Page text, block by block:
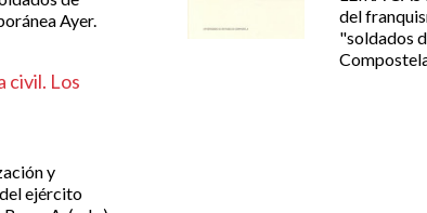
Ayer.
del
"soldados
civil. Los
y
ejército